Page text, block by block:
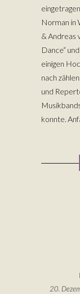
Norman in
& Andreas
Dance“
einigen
nach
und
konnte.
20.